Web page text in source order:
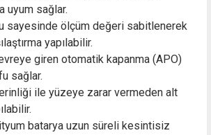
uyum sağlar.
sayesinde ölçüm değeri sabitlenerek
yapılabilir.
giren otomatik kapanma (APO)
sağlar.
ile yüzeye zarar vermeden alt
batarya uzun süreli kesintisiz